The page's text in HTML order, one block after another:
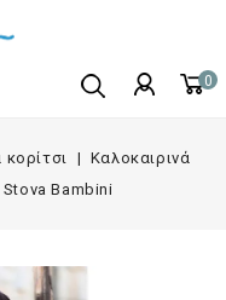
0
Καλοκαιρινά
Stova Bambini